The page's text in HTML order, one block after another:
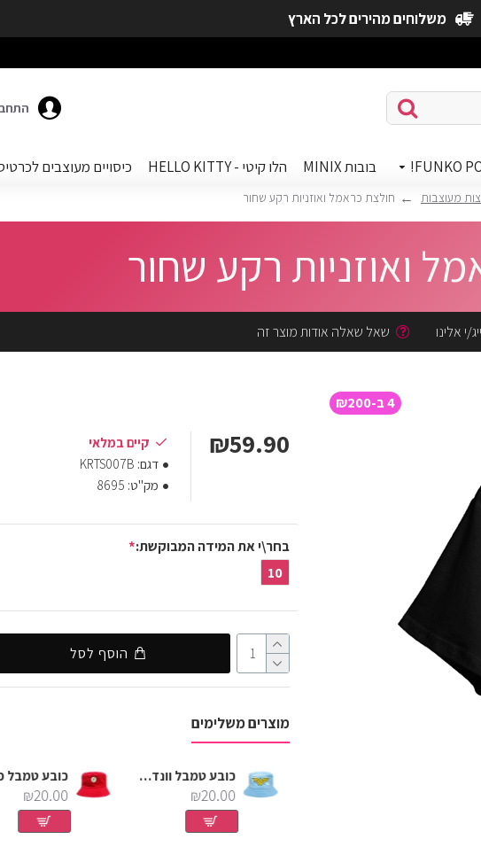
משלוחים מהירים לכל הארץ
בובות MINIX הלו קיטי - HELLO KITTY כיסויים מעוצבים
מעוצבות חולצת כראמל ואוזניות רקע שחור
ואוזניות רקע שחור
י אלינו שאל שאלה אודות מוצר זה
4 ב-₪200
₪59.90
קיים במלאי
דגם: KRTS007B
מק"ט: 8695
בחר\י את המידה המבוקשת:
10
הוסף לסל
מוצרים משלימים
כובע טמבל וונדר וומן
₪20.00
כובע טמבל
₪20.00